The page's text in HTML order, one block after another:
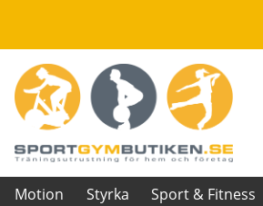
Motion Styrka Sport & Fitness